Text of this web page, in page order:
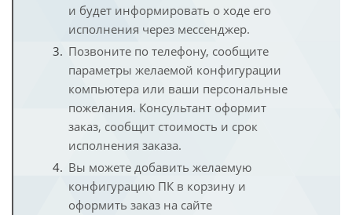
и будет информировать о ходе его
исполнения через мессенджер.
Позвоните по телефону, сообщите
параметры желаемой конфигурации
компьютера или ваши персональные
пожелания. Консультант оформит
заказ, сообщит стоимость и срок
исполнения заказа.
Вы можете добавить желаемую
конфигурацию ПК в корзину и
оформить заказ на сайте